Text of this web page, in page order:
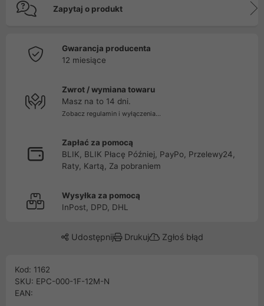
Zapytaj o produkt
Gwarancja producenta
12 miesiące
Zwrot / wymiana towaru
Masz na to 14 dni.
Zobacz regulamin i wyłączenia...
Zapłać za pomocą
BLIK, BLIK Płacę Później, PayPo, Przelewy24,
Raty, Kartą, Za pobraniem
Wysyłka za pomocą
InPost, DPD, DHL
Udostępnij Drukuj Zgłoś błąd
Kod: 1162
SKU: EPC-000-1F-12M-N
EAN: